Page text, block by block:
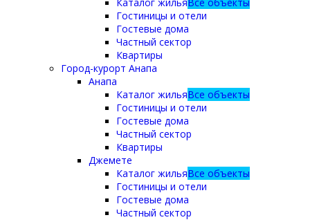
Гостиницы и отели
Гостевые дома
Частный сектор
Квартиры
Город-курорт Анапа
Анапа
Каталог жильяВсе объекты
Гостиницы и отели
Гостевые дома
Частный сектор
Квартиры
Джемете
Каталог жильяВсе объекты
Гостиницы и отели
Гостевые дома
Частный сектор